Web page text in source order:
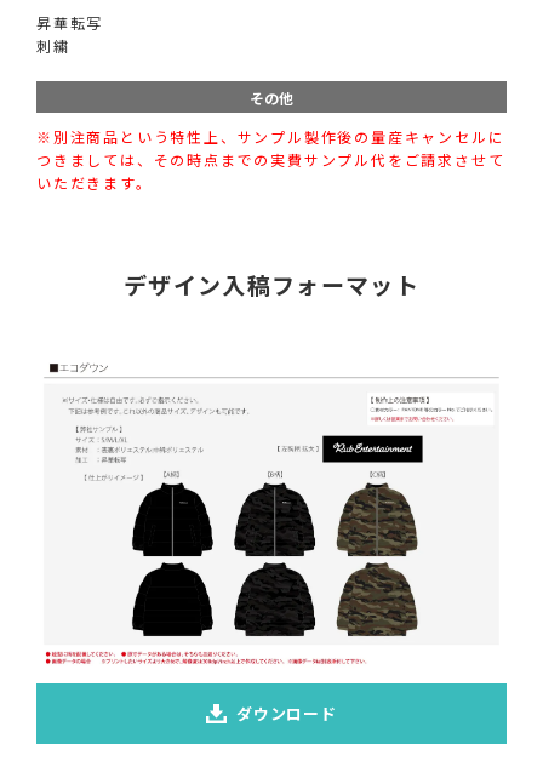
昇華転写
刺繍
その他
※別注商品という特性上、サンプル製作後の量産キャンセルに
つきましては、その時点までの実費サンプル代をご請求させて
いただきます。
デザイン入稿フォーマット
ダウンロード